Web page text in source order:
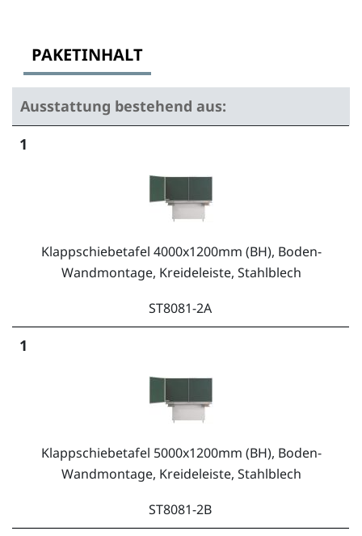
PAKETINHALT
Ausstattung bestehend aus:
1
Klappschiebetafel 4000x1200mm (BH), Boden-
Wandmontage, Kreideleiste, Stahlblech
ST8081-2A
1
Klappschiebetafel 5000x1200mm (BH), Boden-
Wandmontage, Kreideleiste, Stahlblech
ST8081-2B